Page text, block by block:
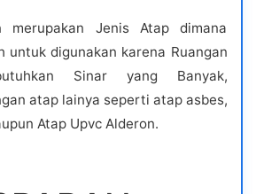
merupakan Jenis Atap dimana
untuk digunakan karena Ruangan
Sinar yang Banyak,
atap lainya seperti atap asbes,
Atap Upvc Alderon.